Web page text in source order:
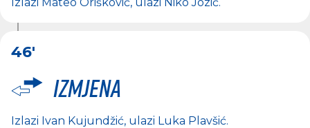
46'
Izmjena
Izlazi Ivan Kujundžić, ulazi Luka Plavšić.